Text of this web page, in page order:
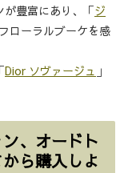
豊富にあり、「ジ
ローラルブーケを感
Dior ソヴァージュ 」
、オードト
ら購入しよ